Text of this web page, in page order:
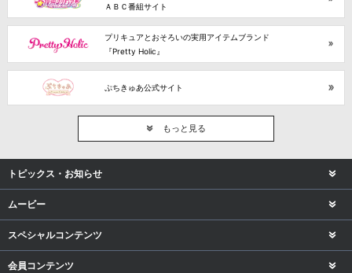
ＡＢＣ番組サイト
プリキュアとおそろいの実用アイテムブランド
『Pretty Holic』
ぷちきゅあ公式サイト
もっと見る
トピックス・お知らせ
ムービー
スペシャルコンテンツ
会員コンテンツ